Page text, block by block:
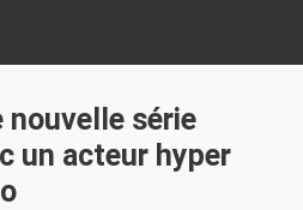
nouvelle série
un acteur hyper